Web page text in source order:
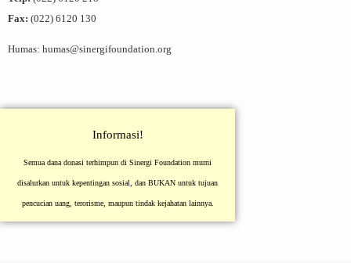
Fax: (022) 6120 130
Humas: humas@sinergifoundation.org
Informasi!
Semua dana donasi terhimpun di Sinergi Foundation murni
disalurkan untuk kepentingan sosial, dan BUKAN untuk tujuan
pencucian uang, terorisme, maupun tindak kejahatan lainnya.